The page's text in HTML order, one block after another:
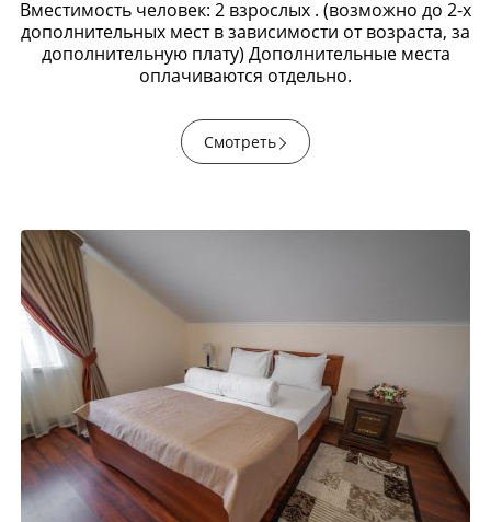
Вместимость человек: 2 взрослых . (возможно до 2-х
дополнительных мест в зависимости от возраста, за
дополнительную плату) Дополнительные места
оплачиваются отдельно.
Смотреть